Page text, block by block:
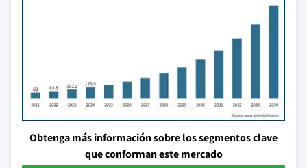
Obtenga más información sobre los segmentos clave
que conforman este mercado